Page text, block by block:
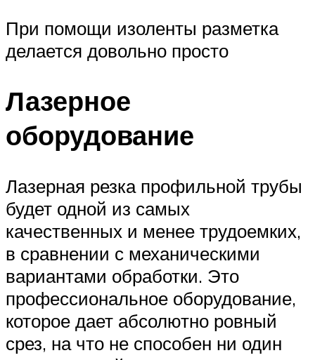
При помощи изоленты разметка
делается довольно просто
Лазерное
оборудование
Лазерная резка профильной трубы
будет одной из самых
качественных и менее трудоемких,
в сравнении с механическими
вариантами обработки. Это
профессиональное оборудование,
которое дает абсолютно ровный
срез, на что не способен ни один